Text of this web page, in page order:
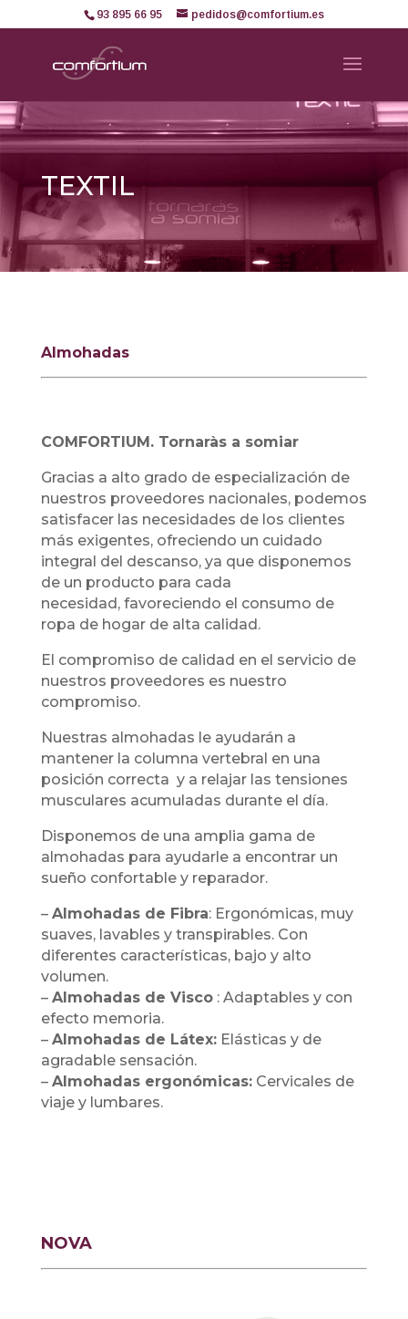
93 895 66 95 pedidos@comfortium.es
TEXTIL
Almohadas
COMFORTIUM. Tornaràs a somiar
Gracias a alto grado de especialización de
nuestros proveedores nacionales, podemos
satisfacer las necesidades de los clientes
más exigentes, ofreciendo un cuidado
integral del descanso, ya que disponemos
de un producto para cada
necesidad, favoreciendo el consumo de
ropa de hogar de alta calidad.
El compromiso de calidad en el servicio de
nuestros proveedores es nuestro
compromiso.
Nuestras almohadas le ayudarán a
mantener la columna vertebral en una
posición correcta y a relajar las tensiones
musculares acumuladas durante el día.
Disponemos de una amplia gama de
almohadas para ayudarle a encontrar un
sueño confortable y reparador.
– Almohadas de Fibra: Ergonómicas, muy
suaves, lavables y transpirables. Con
diferentes características, bajo y alto
volumen.
– Almohadas de Visco: Adaptables y con
efecto memoria.
– Almohadas de Látex:Elásticas y de
agradable sensación.
– Almohadas ergonómicas:Cervicales de
viaje y lumbares.
NOVA